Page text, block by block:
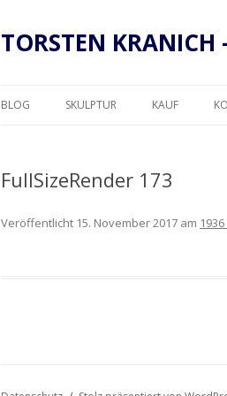
TORSTEN KRANICH
BLOG SKULPTUR KAUF
FullSizeRender 173
Veröffentlicht 15. November 2017 am